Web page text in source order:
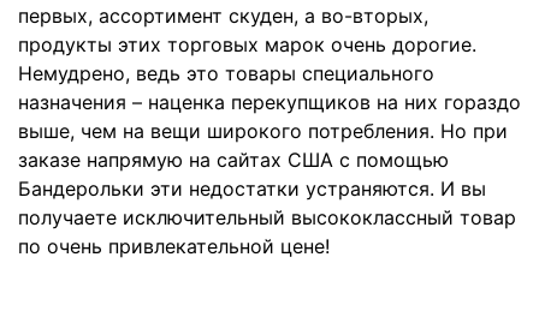
первых, ассортимент скуден, а во-вторых,
продукты этих торговых марок очень дорогие.
Немудрено, ведь это товары специального
назначения – наценка перекупщиков на них гораздо
выше, чем на вещи широкого потребления. Но при
заказе напрямую на сайтах США с помощью
Бандерольки эти недостатки устраняются. И вы
получаете исключительный высококлассный товар
по очень привлекательной цене!